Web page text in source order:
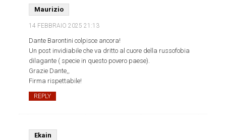
Maurizio
14 FEBBRAIO 202521:13
Dante Barontini colpisce ancora!
Un post invidiabile che va dritto al cuore della russofobia
dilagante ( specie in questo povero paese).
Grazie Dante,,
Firma rispettabile!
REPLY
Ekain